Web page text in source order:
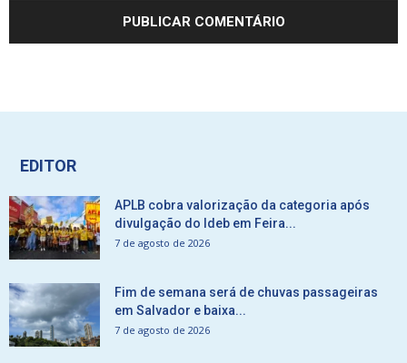
EDITOR
APLB cobra valorização da categoria após
divulgação do Ideb em Feira...
7 de agosto de 2026
Fim de semana será de chuvas passageiras
em Salvador e baixa...
7 de agosto de 2026